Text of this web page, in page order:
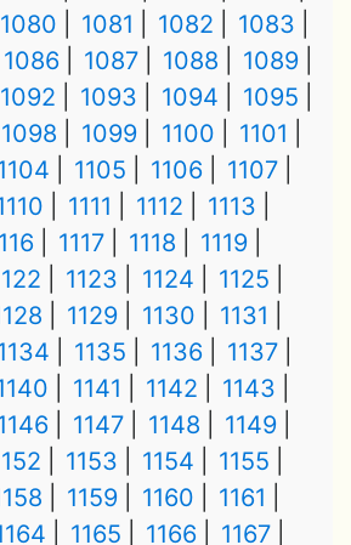
1080 1081 1082
1083
1086 1087 1088
1089
1092 1093 1094
1095
1098 1099 1100
1101
1105 1106
1107
1111 1112
1113
1117 1118
1119
1123 1124
1125
1129 1130
1131
1135 1136
1137
1141 1142
1143
1147 1148
1149
1153 1154
1155
1159 1160
1161
1165 1166
1167